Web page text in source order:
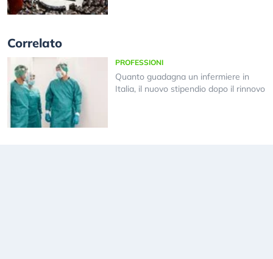
Correlato
PROFESSIONI
Quanto guadagna un infermiere in
Italia, il nuovo stipendio dopo il rinnovo